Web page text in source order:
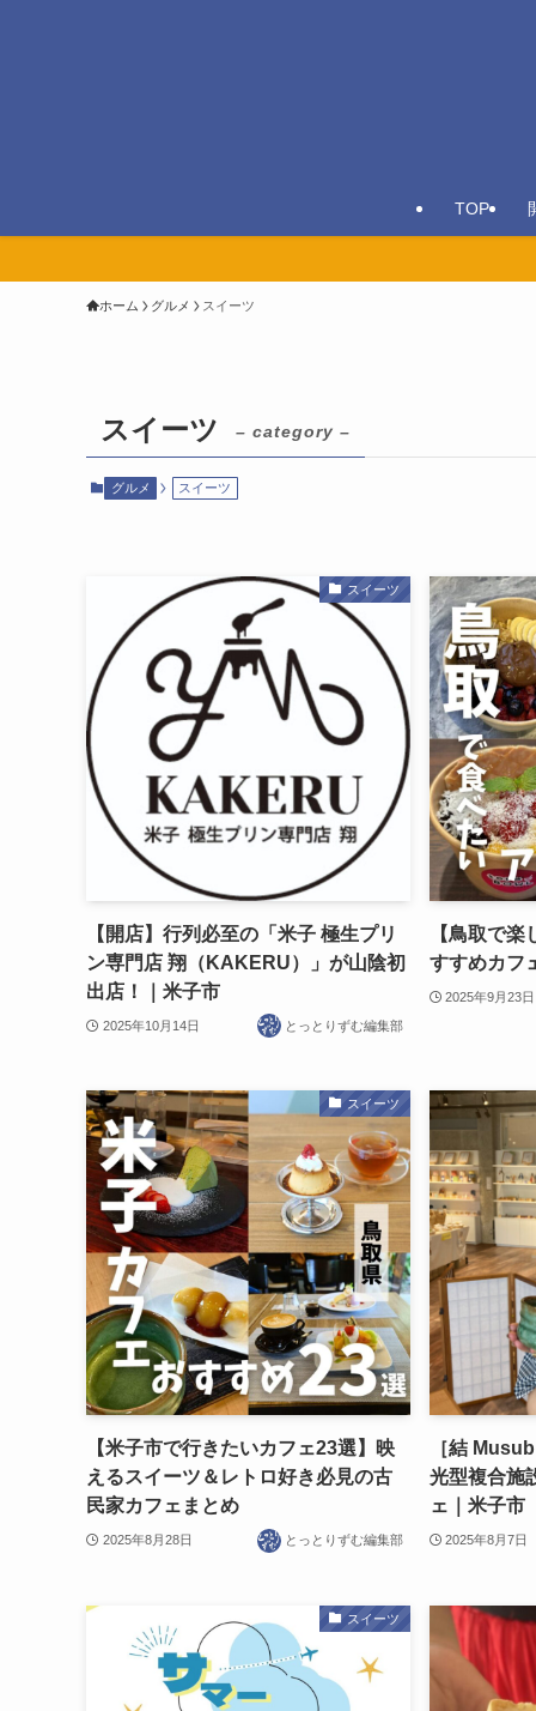
TOP
ホーム グルメ スイーツ
スイーツ – category –
グルメ スイーツ
スイーツ
【開店】行列必至の「米子 極生プリ
ン専門店 翔（KAKERU）」が山陰初
出店！｜米子市
2025年10月14日 とっとりずむ編集部
【鳥取で
すすめカフ
2025年9月23日
スイーツ
【米子市で行きたいカフェ23選】映
えるスイーツ＆レトロ好き必見の古
民家カフェまとめ
2025年8月28日 とっとりずむ編集部
［結
光型複合施
ェ｜米子市
2025年8月7日
スイーツ